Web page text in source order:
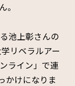
。
池上彰さんの
リベラルアー
ライン」で連
かけになりま